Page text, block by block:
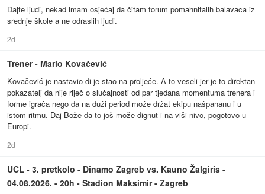
Dajte ljudi, nekad imam osjećaj da čitam forum pomahnitalih balavaca iz
srednje škole a ne odraslih ljudi.
2d
Trener - Mario Kovačević
Kovačević je nastavio di je stao na proljeće. A to veseli jer je to direktan
pokazatelj da nije riječ o slučajnosti od par tjedana momentuma trenera i
forme igrača nego da na duži period može držat ekipu našpananu i u
istom ritmu. Daj Bože da to još može dignut i na viši nivo, pogotovo u
Europi.
2d
UCL - 3. pretkolo - Dinamo Zagreb vs. Kauno Žalgiris -
04.08.2026. - 20h - Stadion Maksimir - Zagreb